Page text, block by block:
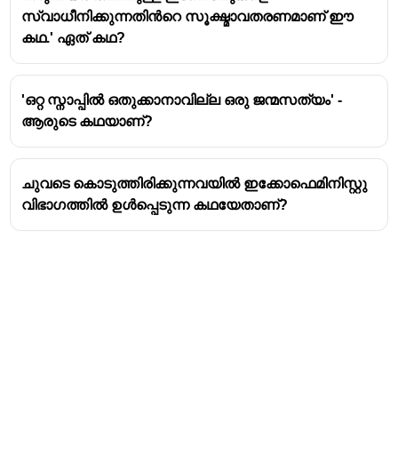
നായകൻ
കൃതികൾ - ദ്വാരക, പാതാളരാജാവ്, എൻ്റെ
സ്വാധീനിക്കുന്നതിൻറെ സൂക്ഷ്മാവതരണമാണ് ഈ
കഥ.' ഏത് കഥ?
'ഒറ്റ സ്നാപ്പിൽ ഒതുക്കാനാവില്ല ഒരു ജന്മസത്യം' -
ആരുടെ കഥയാണ്?
ചുവടെ കൊടുത്തിരിക്കുന്നവയിൽ ഇക്കോഫെമിനിസ്റ്റു
വിഭാഗത്തിൽ ഉൾപ്പെടുന്ന കഥയേതാണ്?